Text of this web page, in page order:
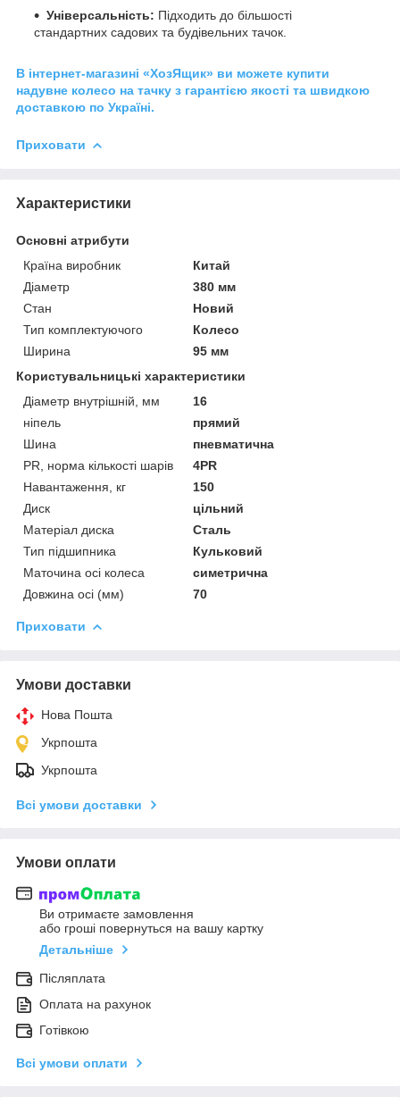
Універсальність: Підходить до більшості
стандартних садових та будівельних тачок.
В інтернет-магазині «ХозЯщик» ви можете купити
надувне колесо на тачку з гарантією якості та швидкою
доставкою по Україні.
Приховати
Характеристики
Основні атрибути
Країна виробник
Китай
Діаметр
380 мм
Стан
Новий
Тип комплектуючого
Колесо
Ширина
95 мм
Користувальницькі характеристики
Діаметр внутрішній, мм
16
ніпель
прямий
Шина
пневматична
PR, норма кількості шарів
4PR
Навантаження, кг
150
Диск
цільний
Матеріал диска
Сталь
Тип підшипника
Кульковий
Маточина осі колеса
симетрична
Довжина осі (мм)
70
Приховати
Умови доставки
Нова Пошта
Укрпошта
Укрпошта
Всі умови доставки
Умови оплати
Ви отримаєте замовлення
або гроші повернуться на вашу картку
Детальніше
Післяплата
Оплата на рахунок
Готівкою
Всі умови оплати